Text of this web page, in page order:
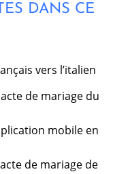
DANS CE
vers l’italien
de mariage du
mobile en
de mariage de